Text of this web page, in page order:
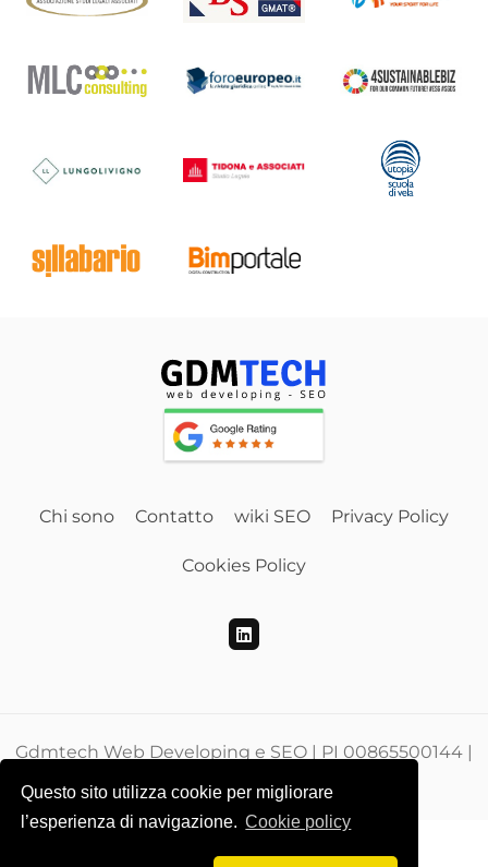
Questo sito utilizza cookie per migliorare
l’esperienza di navigazione. Cookie policy
Chi sono Contatto wiki SEO Privacy Policy
Cookies Policy
Gdmtech Web Developing e SEO | PI 00865500144 |
CF DMEGZN73A10F205M